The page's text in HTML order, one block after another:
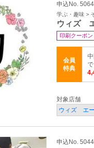
申込No.
学ぶ・趣味 >
ウィズ
印刷クーポン
会員
特典
対象店舗
ウィズ エー
申込No.